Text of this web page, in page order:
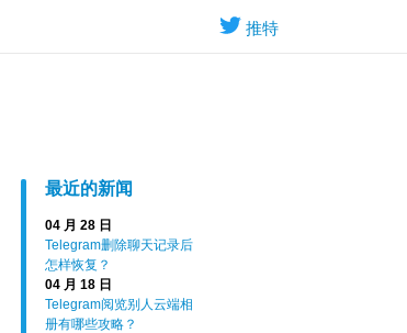
推特
最近的新闻
04 月 28 日
Telegram删除聊天记录后
怎样恢复？
04 月 18 日
Telegram阅览别人云端相
册有哪些攻略？